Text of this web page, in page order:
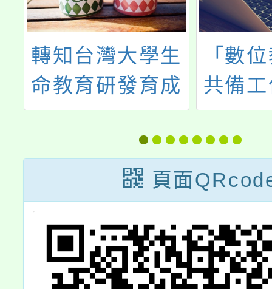
轉知台灣大學生
命教育研發育成
中心辦理「網路
世代青少年心理
健康之療癒心理
學系列桌遊」簡
章，歡迎本校教
師參與。
「數
共備
高積
結合
頁面